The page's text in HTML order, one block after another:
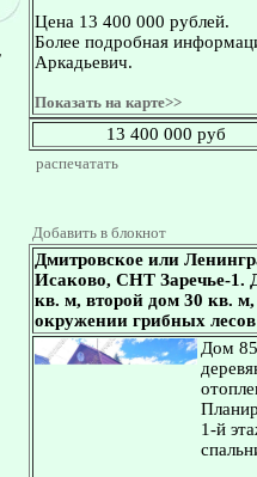
Цена 13 400 000 рублей.
Более подробная
Аркадьевич.
Показать на карте>>
13 400 000 руб
распечатать
Добавить в блокнот
Дмитровское или
Исаково, СНТ Заречье-1.
кв. м, второй дом 30 кв.
окружении грибных
Дом
1-й